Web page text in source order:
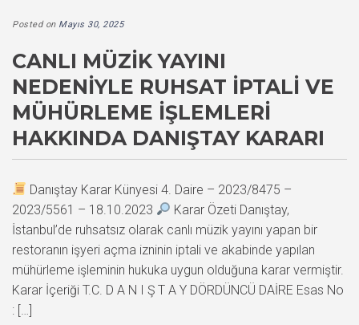
Posted on Mayıs 30, 2025
CANLI MÜZIK YAYINI
NEDENIYLE RUHSAT İPTALI VE
MÜHÜRLEME İŞLEMLERI
HAKKINDA DANIŞTAY KARARI
Danıştay Karar Künyesi 4. Daire – 2023/8475 –
2023/5561 – 18.10.2023
Karar Özeti Danıştay,
İstanbul’de ruhsatsız olarak canlı müzik yayını yapan bir
restoranın işyeri açma izninin iptali ve akabinde yapılan
mühürleme işleminin hukuka uygun olduğuna karar vermiştir.
Karar İçeriği T.C. D A N I Ş T A Y DÖRDÜNCÜ DAİRE Esas No
: […]